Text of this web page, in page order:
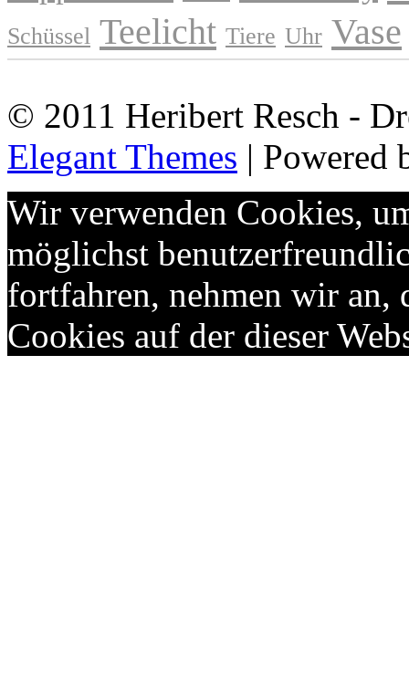
Schüssel Teelicht Tiere Uhr Vase
© 2011 Heribert Resch -
Elegant Themes | Powered
Wir verwenden Cookies,
möglichst
fortfahren, nehmen wir an,
Cookies auf der dieser